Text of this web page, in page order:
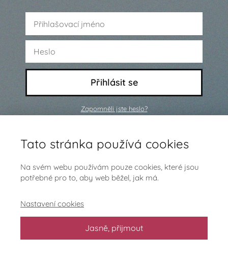
Přihlásit se
Zapomněli jste heslo?
Ještě nejsi členem a chceš se
přidat?
Tato stránka používá cookies
Na svém webu používám pouze cookies, které jsou
potřebné pro to, aby web běžel, jak má.
Nastavení cookies
Jasně, přijmout